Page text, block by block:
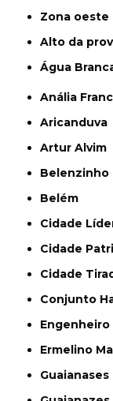
Zona oeste
alto da
Água
Anália
Aricanduva
Artur Alvim
Belenzinho
Belém
Cidade
Cidade
Cidade
Conjunto
Ermelino
Guaianases